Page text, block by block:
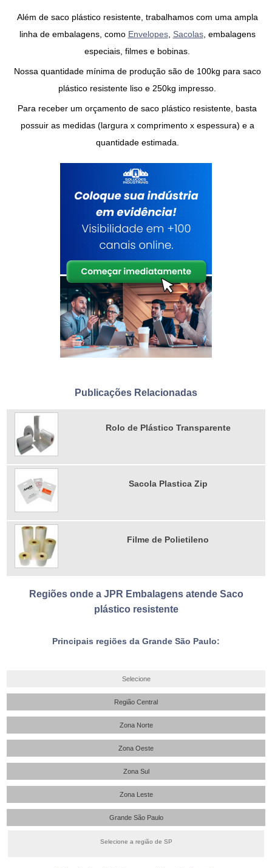
Além de saco plástico resistente, trabalhamos com uma ampla
linha de embalagens, como Envelopes, Sacolas, embalagens
especiais, filmes e bobinas.
Nossa quantidade mínima de produção são de 100kg para saco
plástico resistente liso e 250kg impresso.
Para receber um orçamento de saco plástico resistente , basta
possuir as medidas (largura x comprimento x espessura) e a
quantidade estimada.
Publicações Relacionadas
Rolo de Plástico Transparente
Sacola Plastica Zip
Filme de Polietileno
Regiões onde a JPR Embalagens atende Saco
plástico resistente
Principais regiões da Grande São Paulo:
Selecione
Região Central
Zona Norte
Zona Oeste
Zona Sul
Zona Leste
Grande São Paulo
Selecione a região de SP